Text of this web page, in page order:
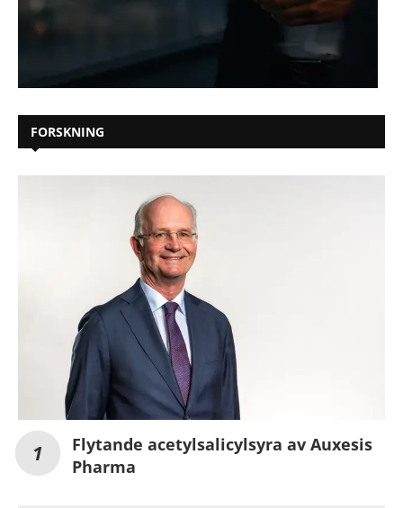
FORSKNING
Flytande acetylsalicylsyra av Auxesis
Pharma